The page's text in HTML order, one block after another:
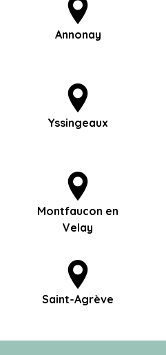
Annonay
Yssingeaux
Montfaucon en
Velay
Saint-Agrève